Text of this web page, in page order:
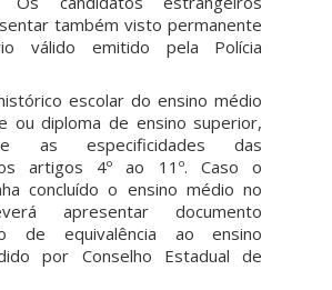
também visto permanente
válido emitido pela Polícia
escolar do ensino médio
ou diploma de ensino superior,
se as especificidades das
artigos 4º ao 11º. Caso o
concluído o ensino médio no
apresentar documento
de equivalência ao ensino
por Conselho Estadual de